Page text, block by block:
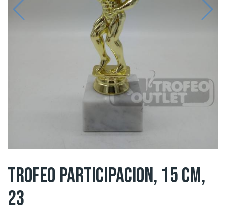
TROFEO PARTICIPACION, 15 CM,
23